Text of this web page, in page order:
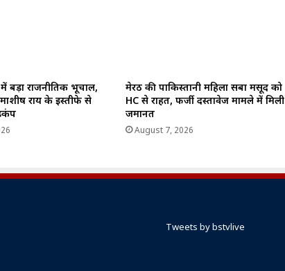
में बड़ा राजनीतिक भूचाल,
राय के इस्तीफे से
मेरठ की पाकिस्तानी महिला सबा मसूद को
HC से राहत, फर्जी दस्तावेज मामले में मिली
जमानत
August 7, 2026
Tweets by bstvlive